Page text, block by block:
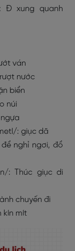
: Đ xung quanh
ván
nước
biển
núi
/: giục dã
nghỉ ngơi, đổ
: Thúc giục di
chuyến đi
kín mít